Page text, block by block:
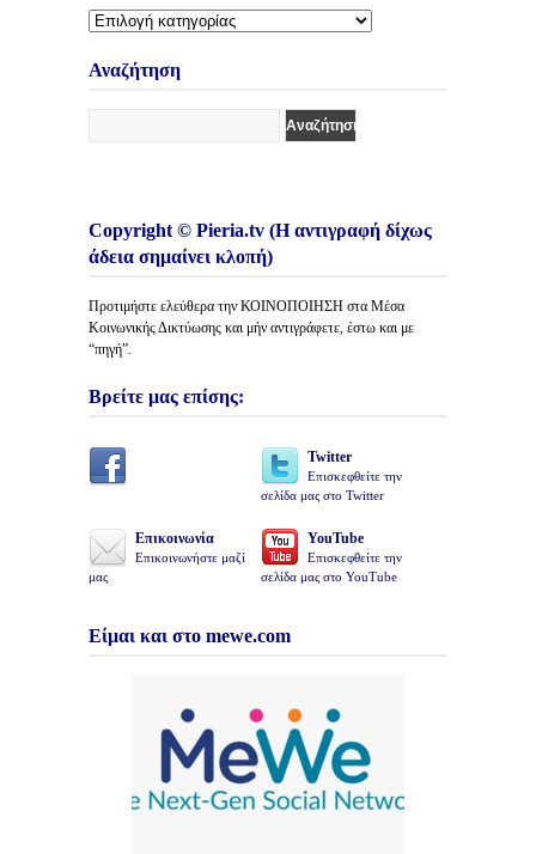
Διάφορες
Άρθρων
Αναζήτηση
Copyright © Pieria.tv (Η αντιγραφή δίχως
άδεια σημαίνει κλοπή)
Προτιμήστε ελεύθερα την ΚΟΙΝΟΠΟΙΗΣΗ στα Μέσα
Κοινωνικής Δικτύωσης και μήν αντιγράφετε, έστω και με
“πηγή”.
Βρείτε μας επίσης:
Twitter
Επισκεφθείτε την
σελίδα μας στο Twitter
Επικοινωνία
Επικοινωνήστε μαζί
μας
YouTube
Επισκεφθείτε την
σελίδα μας στο YouTube
Είμαι και στο mewe.com